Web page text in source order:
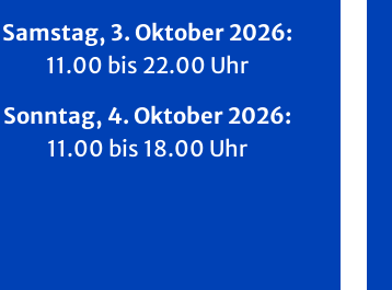
Samstag, 3. Oktober 2026:
11.00 bis 22.00 Uhr
Sonntag, 4. Oktober 2026:
11.00 bis 18.00 Uhr